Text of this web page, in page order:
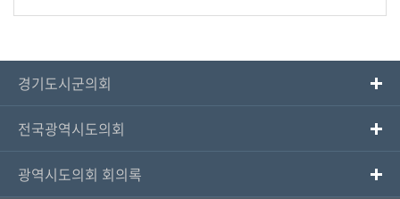
경기도시군의회
전국광역시도의회
광역시도의회 회의록